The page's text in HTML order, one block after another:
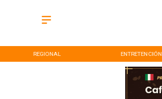
REGIONAL ENTRETENCIÓN